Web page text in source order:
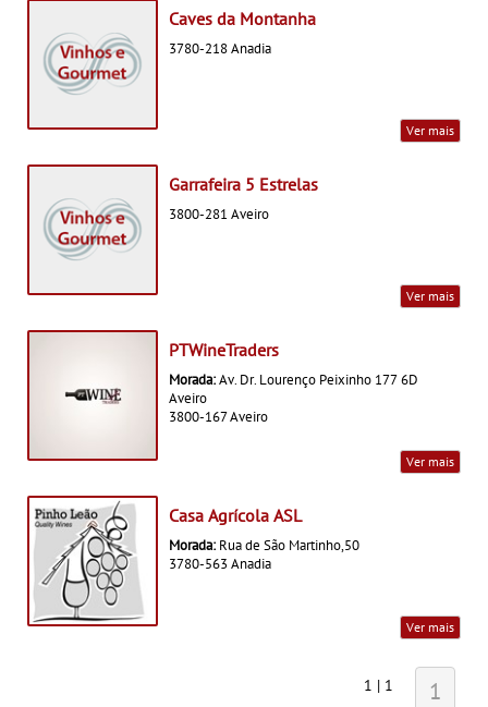
Caves da Montanha
3780-218 Anadia
Ver mais
Garrafeira 5 Estrelas
3800-281 Aveiro
Ver mais
PTWineTraders
Morada:Av. Dr. Lourenço Peixinho 177 6D
Aveiro
3800-167 Aveiro
Ver mais
Casa Agrícola ASL
Morada: Rua de São Martinho,50
3780-563 Anadia
Ver mais
1 | 1 1